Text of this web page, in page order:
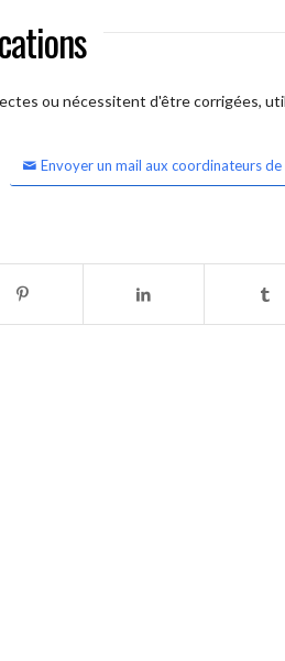
ou nécessitent d'être corrigées,
Envoyer un mail aux coordinateurs